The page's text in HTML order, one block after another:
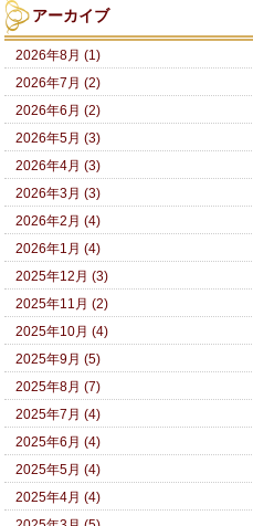
アーカイブ
2026年8月 (1)
2026年7月 (2)
2026年6月 (2)
2026年5月 (3)
2026年4月 (3)
2026年3月 (3)
2026年2月 (4)
2026年1月 (4)
2025年12月 (3)
2025年11月 (2)
2025年10月 (4)
2025年9月 (5)
2025年8月 (7)
2025年7月 (4)
2025年6月 (4)
2025年5月 (4)
2025年4月 (4)